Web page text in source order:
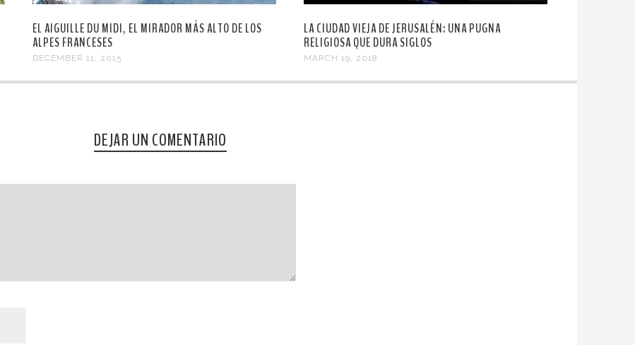
EL AIGUILLE DU MIDI, EL MIRADOR MÁS ALTO DE LOS
ALPES FRANCESES
DECEMBER 11, 2015
LA CIUDAD VIEJA DE JERUSALÉN: UNA PUGNA
RELIGIOSA QUE DURA SIGLOS
MARCH 19, 2018
DEJAR UN COMENTARIO